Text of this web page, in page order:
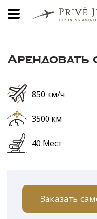
Арендовать
850 км/ч
3500 км
40 Мест
Заказать